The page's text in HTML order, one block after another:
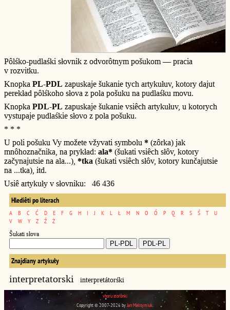
Pôlśko-pudlaśki słovnik z odvorôtnym pošukom — pracia
v rozvitku.
Knopka PL-PDL zapuskaje šukanie tych artykułuv, kotory dajut
perekład pôlśkoho słova z pola pošuku na pudlaśku movu.
Knopka PDL-PL zapuskaje šukanie vsiêch artykułuv, u kotorych
vystupaje pudlaśkie słovo z pola pošuku.
* * *
U poli pošuku Vy možete vžyvati symbolu * (zôrka) jak
mnôhoznačnika, na prykład: ala* (šukati vsiêch słôv, kotory
začynajutsie na ala...), *tka (šukati vsiêch słôv, kotory kunčajutsie
na ...tka), itd.
Usiê artykuły v słovniku: 46 436
Hlediêti po literach
A B C Ć D E F G H I J K L Ł M N O Ó P Q R S Ś T
U
V
W Y Z Ź Ż
Šukati słova
Znajdiany artykuły
interpretatorski interpretátorśki
vhoru storônki
Copyright © 2007-2026 byJan Maksymiuk